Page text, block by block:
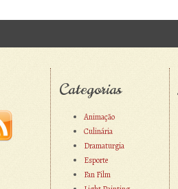
Categorias
Animação
Culinária
Dramaturgia
Esporte
Fan Film